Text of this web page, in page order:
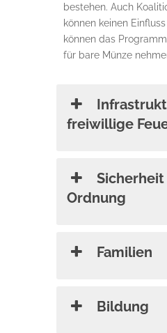
bestehen. Auch
können keinen
können das
für bare Münze
freiwillige
Sicherheit
Ordnung
Familien
Bildung